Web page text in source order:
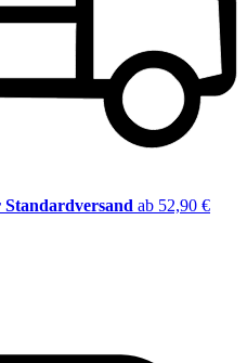
Standardversand ab 52,90 €